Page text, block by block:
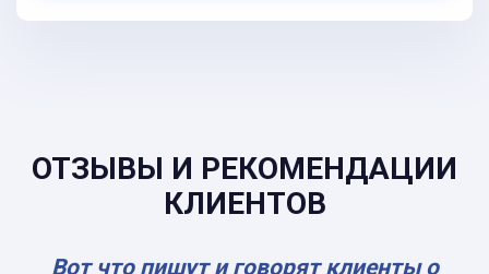
ОТЗЫВЫ И РЕКОМЕНДАЦИИ
КЛИЕНТОВ
Вот что пишут и говорят клиенты о